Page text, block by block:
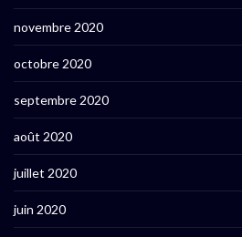
novembre 2020
octobre 2020
septembre 2020
août 2020
juillet 2020
juin 2020